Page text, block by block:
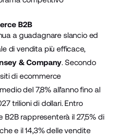
B2B
a guadagnare slancio ed
di vendita più efficace,
& Company. Secondo
di ecommerce
del 7,8% all'anno fino al
trilioni di dollari. Entro
rappresenterà il 27,5% di
e il 14,3% delle vendite